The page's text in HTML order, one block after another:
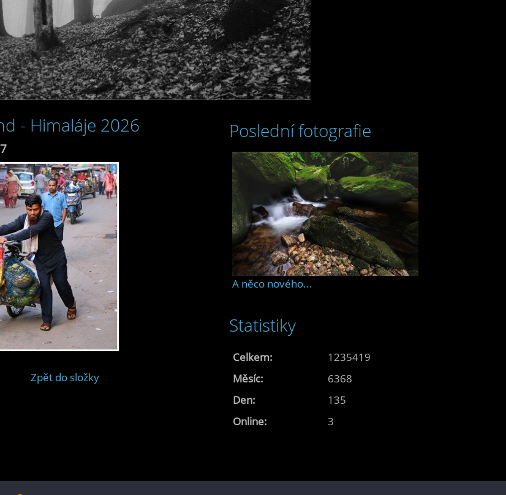
- Himaláje 2026
Zpět do složky
Poslední fotografie
A něco nového...
Statistiky
Online: 3
Celkem:
1235419
Měsíc:
6368
Den:
135